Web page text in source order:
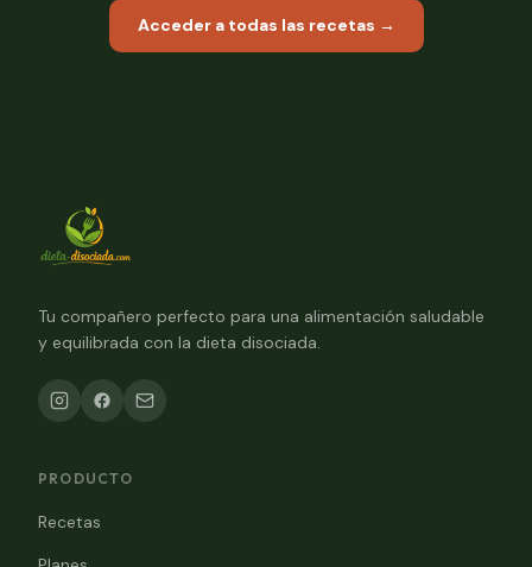
Acceder a todas las recetas →
Tu compañero perfecto para una alimentación saludable
y equilibrada con la dieta disociada.
PRODUCTO
Recetas